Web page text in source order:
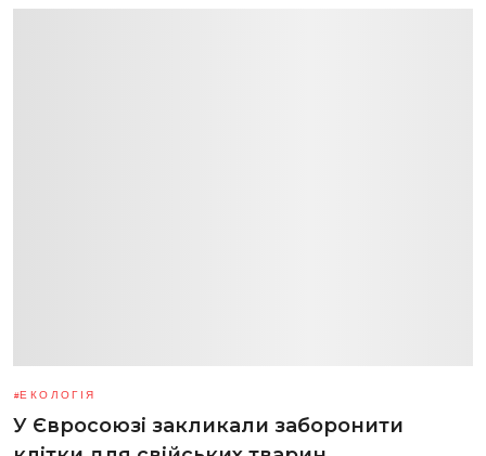
ЕКОЛОГІЯ
У Євросоюзі закликали заборонити